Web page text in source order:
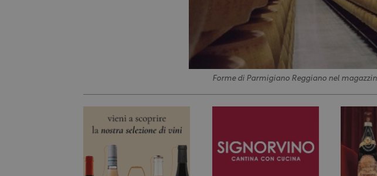
Forme di Parmigiano Reggiano nel